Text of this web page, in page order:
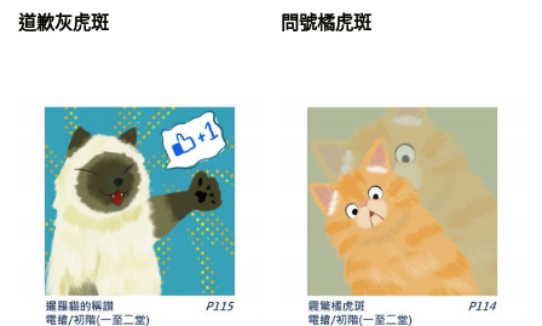
道歉灰虎斑 問號橘虎斑
政哲
芳瑜
野地藝術坊
亭予
佳霈
冠竹
穎蓉
蕉蕉